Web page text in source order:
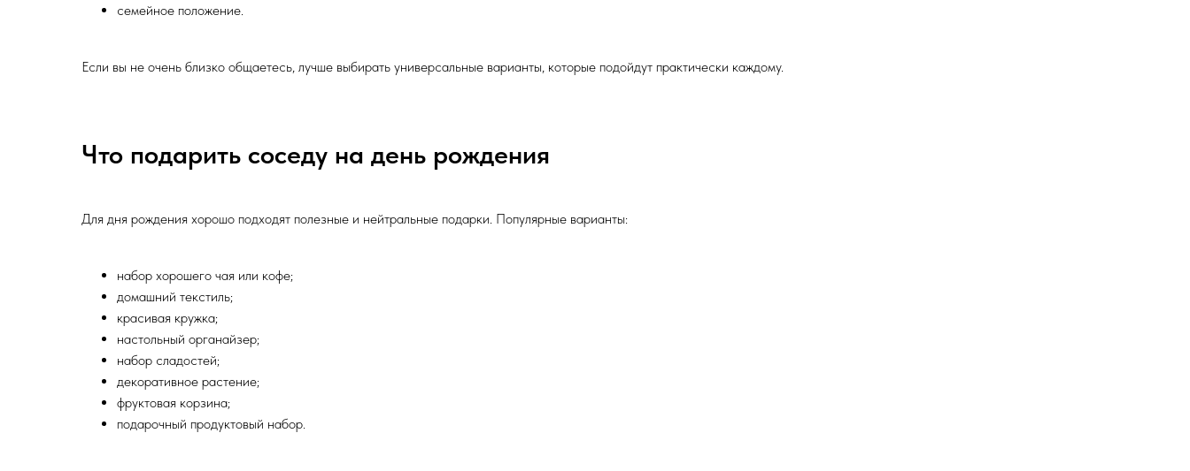
семейное положение.
Если вы не очень близко общаетесь, лучше выбирать универсальные варианты, которые подойдут практически каждому.
Что подарить соседу на день рождения
Для дня рождения хорошо подходят полезные и нейтральные подарки. Популярные варианты:
набор хорошего чая или кофе;
домашний текстиль;
красивая кружка;
настольный органайзер;
набор сладостей;
декоративное растение;
фруктовая корзина;
подарочный продуктовый набор.